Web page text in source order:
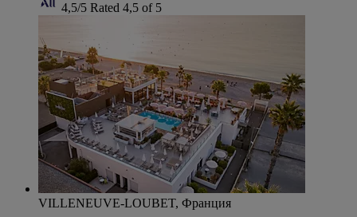
4,5/5 Rated 4,5 of 5
VILLENEUVE-LOUBET, Франция